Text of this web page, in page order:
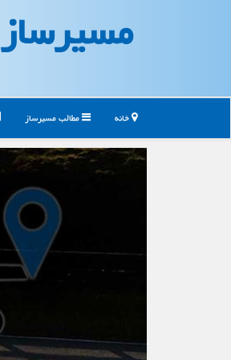
مسیرساز
خانه مطالب مسیرساز